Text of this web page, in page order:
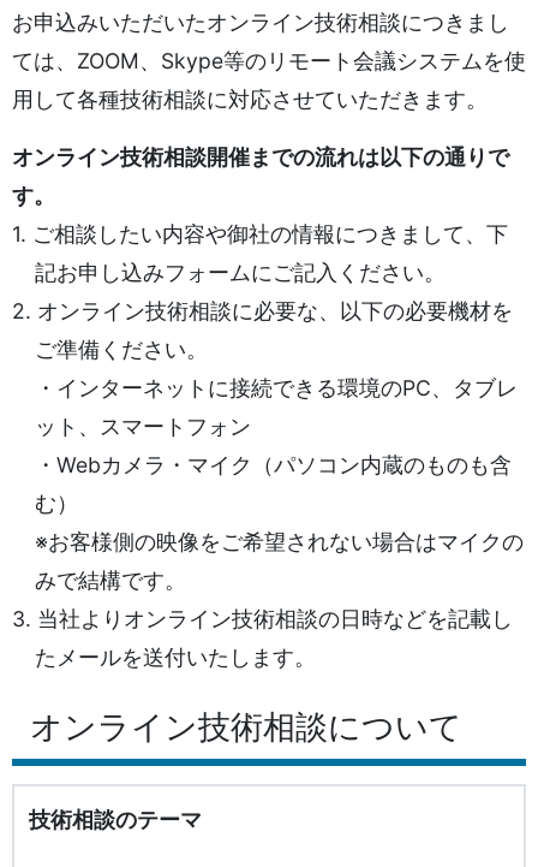
お申込みいただいたオンライン技術相談につきまし
ては、ZOOM、Skype等のリモート会議システムを使
用して各種技術相談に対応させていただきます。
オンライン技術相談開催までの流れは以下の通りで
す。
1. ご相談したい内容や御社の情報につきまして、下
記お申し込みフォームにご記入ください。
2. オンライン技術相談に必要な、以下の必要機材を
ご準備ください。
・インターネットに接続できる環境のPC、タブレ
ット、スマートフォン
・Webカメラ・マイク（パソコン内蔵のものも含
む）
※お客様側の映像をご希望されない場合はマイクの
みで結構です。
3. 当社よりオンライン技術相談の日時などを記載し
たメールを送付いたします。
オンライン技術相談について
技術相談のテーマ